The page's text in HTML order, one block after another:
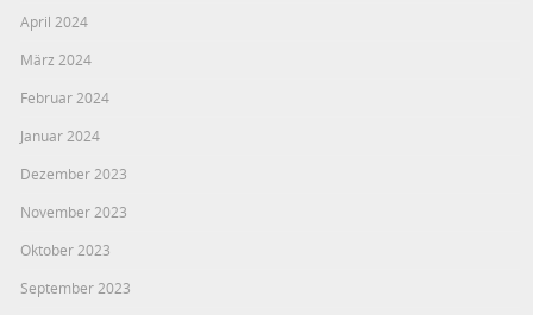
April 2024
März 2024
Februar 2024
Januar 2024
Dezember 2023
November 2023
Oktober 2023
September 2023